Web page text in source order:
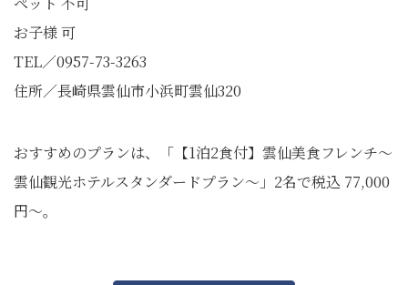
お子様 可
TEL／0957-73-3263
住所／長崎県雲仙市小浜町雲仙320
おすすめのプランは、「【1泊2食付】雲仙美食フレンチ～
雲仙観光ホテルスタンダードプラン～」2名で税込 77,000
円～。